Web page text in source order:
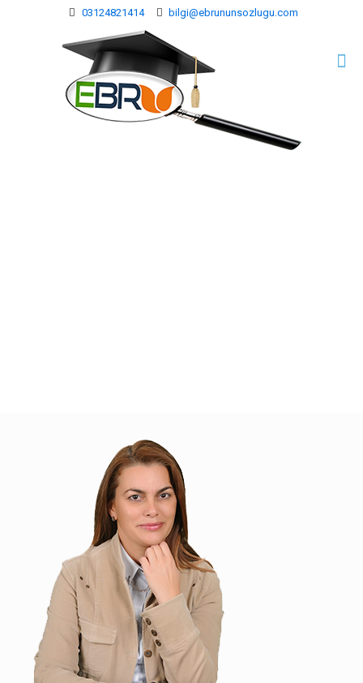
03124821414 bilgi@ebrununsozlugu.com